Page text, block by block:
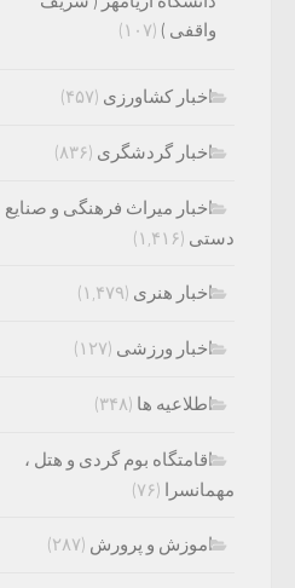
واقفی ) (۱۰۷)
اخبار کشاورزی (۴۵۷)
اخبار گردشگری (۸۳۶)
اخبار میراث فرهنگی و صنایع
دستی (۱,۴۱۶)
اخبار هنری (۱,۴۷۹)
اخبار ورزشی (۱۲۷)
اطلاعیه ها (۳۴۸)
اقامتگاه بوم گردی و هتل ،
مهمانسرا (۷۶)
اموزش و پرورش (۲۸۷)